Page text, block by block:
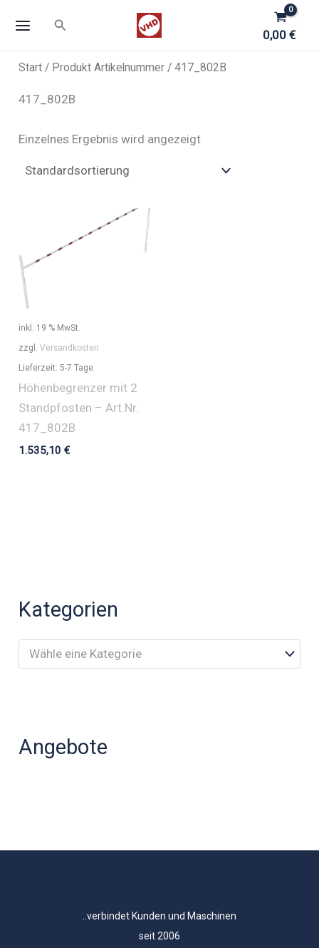
Inhalt
Suchen
0,00€
Kategorien
Wähle eine Kategorie
Angebote
Start / Produkt Artikelnummer / 417_802B
417_802B
Einzelnes Ergebnis wird angezeigt
inkl. 19 % MwSt.
zzgl.Versandkosten
Lieferzeit: 5-7 Tage
Höhenbegrenzer mit 2
Standpfosten – Art.Nr.
417_802B
1.535,10€
..verbindet Kunden und Maschinen
seit 2006